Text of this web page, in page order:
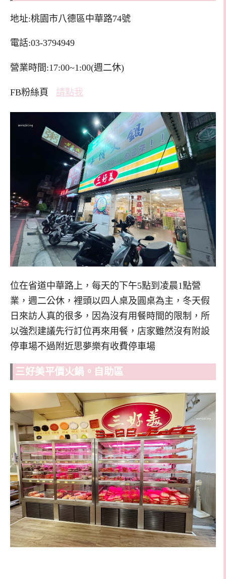
地址:桃園市八德區中華路74號
電話:03-3794949
營業時間:17:00~1:00(週二休)
FB粉絲頁 請點我
位在省道中華路上，每天的下午5點到凌晨1點營
業，週二公休，裡頭以四人桌及圓桌為主，冬天假
日來訪人真的很多，因為沒有用餐時間的限制，所
以強烈建議先行訂位再來用餐，店家雖然沒有附設
停車場不過附近思夢樂有收費停車場
三好美平價火鍋。自助區